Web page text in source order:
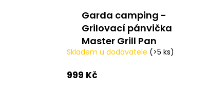
Garda camping -
Grilovací pánvička
Master Grill Pan
Skladem u dodavatele (>5 ks)
999 Kč
159 Kč